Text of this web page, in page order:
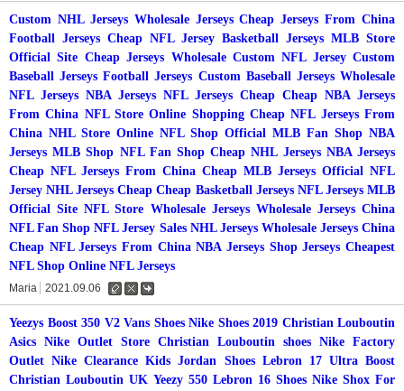
Custom NHL Jerseys Wholesale Jerseys Cheap Jerseys From China
Football Jerseys Cheap NFL Jersey Basketball Jerseys MLB Store
Official Site Cheap Jerseys Wholesale Custom NFL Jersey Custom
Baseball Jerseys Football Jerseys Custom Baseball Jerseys Wholesale
NFL Jerseys NBA Jerseys NFL Jerseys Cheap Cheap NBA Jerseys
From China NFL Store Online Shopping Cheap NFL Jerseys From
China NHL Store Online NFL Shop Official MLB Fan Shop NBA
Jerseys MLB Shop NFL Fan Shop Cheap NHL Jerseys NBA Jerseys
Cheap NFL Jerseys From China Cheap MLB Jerseys Official NFL
Jersey NHL Jerseys Cheap Cheap Basketball Jerseys NFL Jerseys MLB
Official Site NFL Store Wholesale Jerseys Wholesale Jerseys China
NFL Fan Shop NFL Jersey Sales NHL Jerseys Wholesale Jerseys China
Cheap NFL Jerseys From China NBA Jerseys Shop Jerseys Cheapest
NFL Shop Online NFL Jerseys
Maria 2021.09.06
수
삭
Yeezys Boost 350 V2 Vans Shoes Nike Shoes 2019 Christian Louboutin
Asics Nike Outlet Store Christian Louboutin shoes Nike Factory
Outlet Nike Clearance Kids Jordan Shoes Lebron 17 Ultra Boost
Christian Louboutin UK Yeezy 550 Lebron 16 Shoes Nike Shox For